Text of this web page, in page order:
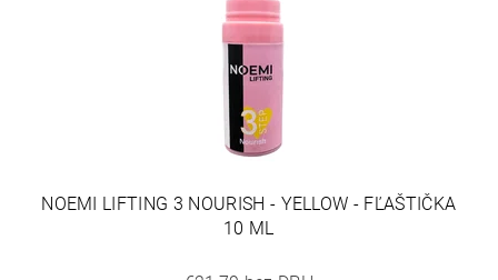
NOEMI LIFTING 3 NOURISH - YELLOW - FĽAŠTIČKA
10 ML